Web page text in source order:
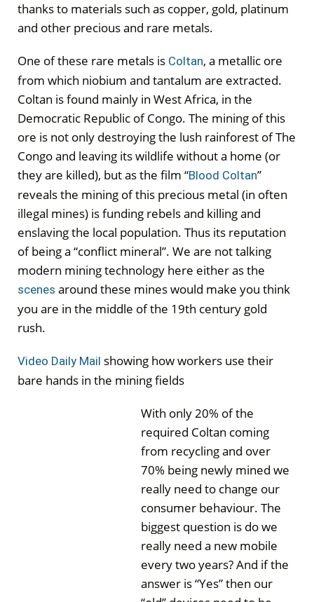
thanks to materials such as copper, gold, platinum
and other precious and rare metals.
One of these rare metals is Coltan, a metallic ore
from which niobium and tantalum are extracted.
Coltan is found mainly in West Africa, in the
Democratic Republic of Congo. The mining of this
ore is not only destroying the lush rainforest of The
Congo and leaving its wildlife without a home (or
they are killed), but as the film “Blood Coltan”
reveals the mining of this precious metal (in often
illegal mines) is funding rebels and killing and
enslaving the local population. Thus its reputation
of being a “conflict mineral”. We are not talking
modern mining technology here either as the
scenes around these mines would make you think
you are in the middle of the 19th century gold
rush.
Video Daily Mail showing how workers use their
bare hands in the mining fields
With only 20% of the
required Coltan coming
from recycling and over
70% being newly mined we
really need to change our
consumer behaviour. The
biggest question is do we
really need a new mobile
every two years? And if the
answer is “Yes” then our